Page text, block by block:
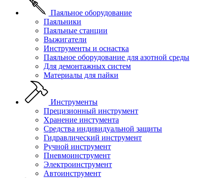
Паяльное оборудование
Паяльники
Паяльные станции
Выжигатели
Инструменты и оснастка
Паяльное оборудование для азотной среды
Для демонтажных систем
Материалы для пайки
Инструменты
Прецизионный инструмент
Хранение инстумента
Средства индивидуальной защиты
Гидравлический инструмент
Ручной инструмент
Пневмоинструмент
Электроинструмент
Автоинструмент